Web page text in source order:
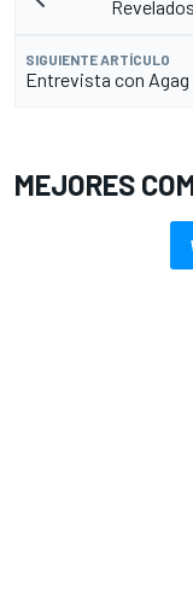
SIGUIENTE ARTÍCULO
Entrevista con Agag
MEJORES